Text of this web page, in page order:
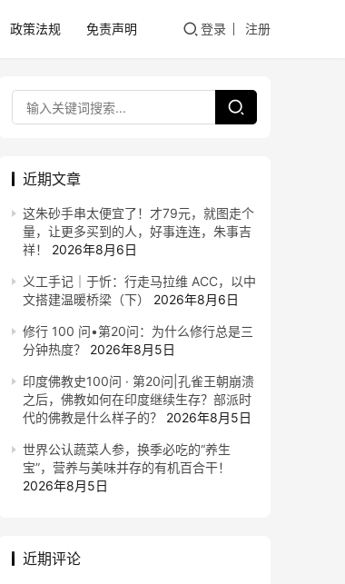
政策法规 免责声明 登录 注册
近期文章
这朱砂手串太便宜了！才79元，就图走个
量，让更多买到的人，好事连连，朱事吉
祥！
2026年8月6日
义工手记｜于忻：行走马拉维 ACC，以中
文搭建温暖桥梁（下）
2026年8月6日
修行 100 问•第20问：为什么修行总是三
分钟热度？
2026年8月5日
印度佛教史100问 · 第20问|孔雀王朝崩溃
之后，佛教如何在印度继续生存？部派时
代的佛教是什么样子的？
2026年8月5日
世界公认蔬菜人参，换季必吃的“养生
宝”，营养与美味并存的有机百合干！
2026年8月5日
近期评论